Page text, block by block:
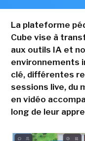
La plateforme
Cube vise à
aux outils IA et
environnements
clé, différentes
sessions live, du
en vidéo
long de leur